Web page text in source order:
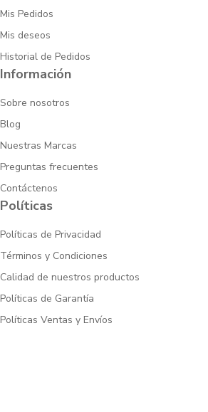
Mis Pedidos
Mis deseos
Historial de Pedidos
Información
Sobre nosotros
Blog
Nuestras Marcas
Preguntas frecuentes
Contáctenos
Políticas
Políticas de Privacidad
Términos y Condiciones
Calidad de nuestros productos
Políticas de Garantía
Políticas Ventas y Envíos